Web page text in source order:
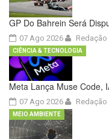
GP Do Bahrein Será
07 Ago 2026 Redação
Meta Lança Muse Code,
07 Ago 2026
CIÊNCIA & TECNOLOGIA
Redação
MEIO AMBIENTE